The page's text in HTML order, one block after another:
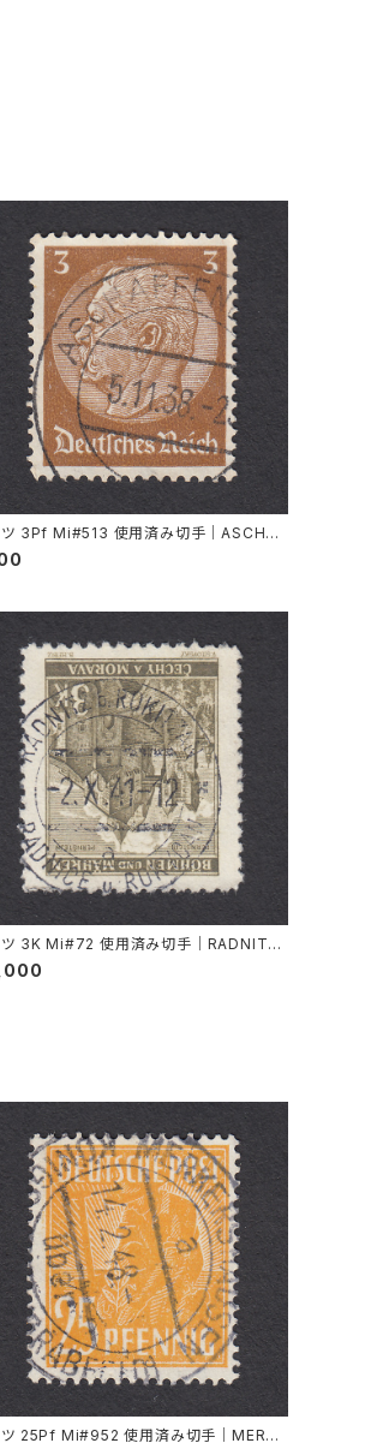
ツ 3Pf Mi#513 使用済み切手｜ASCHAF
5.11.1936
ツ 3K Mi#72 使用済み切手｜RADNITZ
2.X.1941
ツ 25Pf Mi#952 使用済み切手｜MERKE